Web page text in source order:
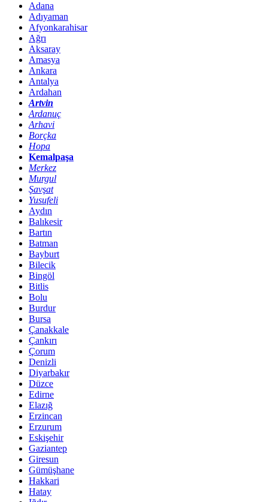
Adana
Adıyaman
Afyonkarahisar
Ağrı
Aksaray
Amasya
Ankara
Antalya
Ardahan
Artvin
Ardanuç
Arhavi
Borçka
Hopa
Kemalpaşa
Merkez
Murgul
Şavşat
Yusufeli
Aydın
Balıkesir
Bartın
Batman
Bayburt
Bilecik
Bingöl
Bitlis
Bolu
Burdur
Bursa
Çanakkale
Çankırı
Çorum
Denizli
Diyarbakır
Düzce
Edirne
Elazığ
Erzincan
Erzurum
Eskişehir
Gaziantep
Giresun
Gümüşhane
Hakkari
Hatay